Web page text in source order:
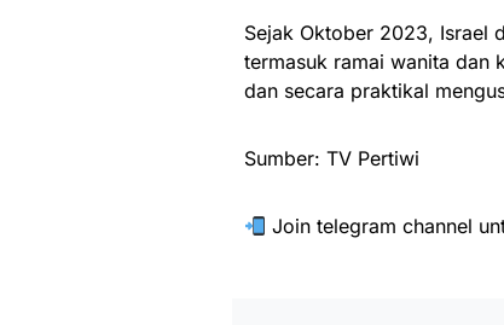
Sejak Oktober 2023, Israel
termasuk ramai wanita dan
dan secara praktikal
Sumber: TV Pertiwi
Join telegram channel